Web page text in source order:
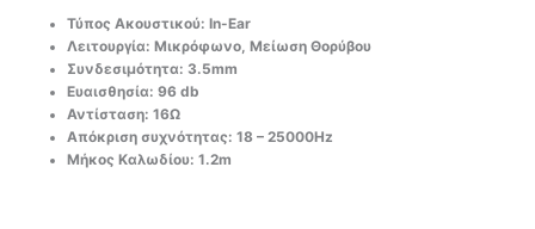
Τύπος Ακουστικού: In-Ear
Λειτουργία: Μικρόφωνο, Μείωση Θορύβου
Συνδεσιμότητα: 3.5mm
Ευαισθησία: 96 db
Αντίσταση: 16Ω
Απόκριση συχνότητας: 18 – 25000Hz
Μήκος Καλωδίου: 1.2m